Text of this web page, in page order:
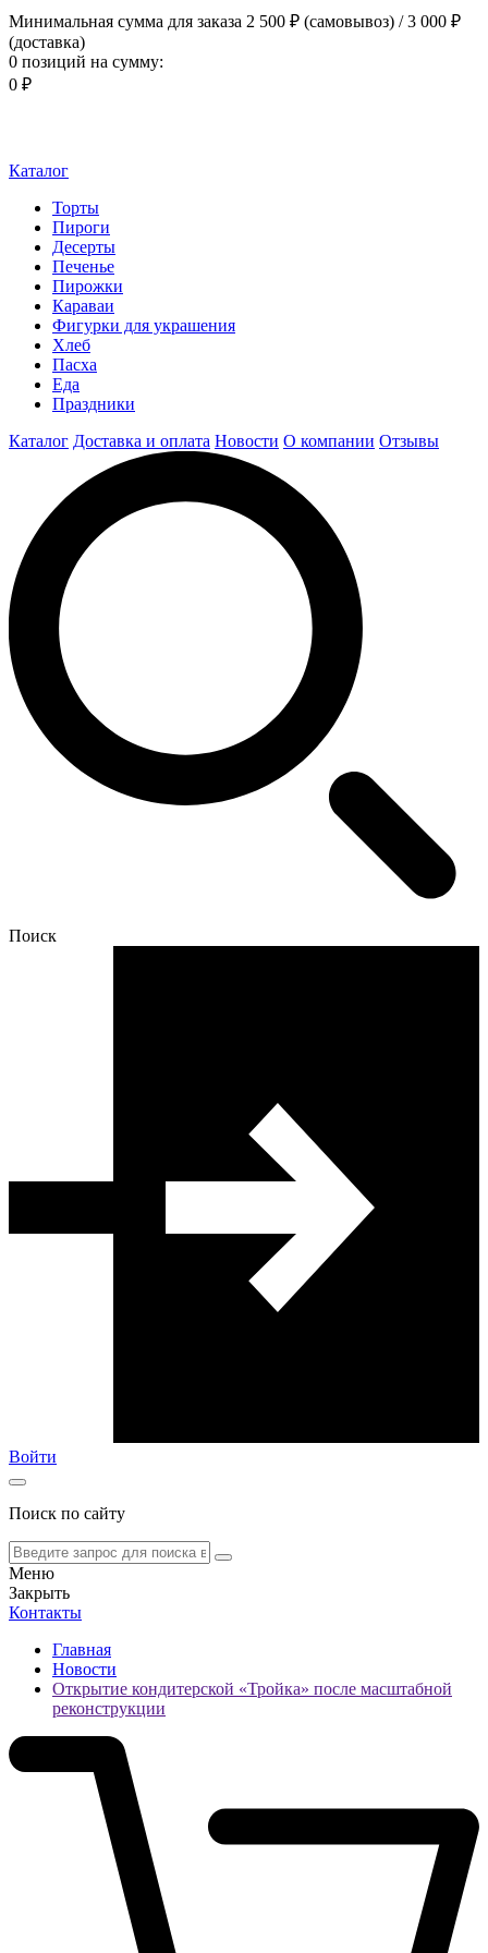
Минимальная сумма для заказа 2 500 ₽ (самовывоз) / 3 000 ₽
(доставка)
0 позиций на сумму:
0 ₽
Каталог
Торты
Пироги
Десерты
Печенье
Пирожки
Караваи
Фигурки для украшения
Хлеб
Пасха
Еда
Праздники
Каталог Доставка и оплата Новости О компании Отзывы
Поиск
Войти
Поиск по сайту
Меню
Закрыть
Контакты
Главная
Новости
Открытие кондитерской «Тройка» после масштабной
реконструкции